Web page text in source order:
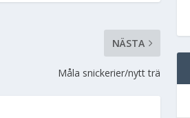
NÄSTA
Måla snickerier/nytt trä